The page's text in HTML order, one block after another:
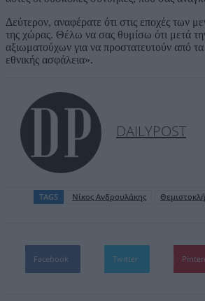
Δεύτερον, αναφέρατε ότι στις εποχές των
της χώρας. Θέλω να σας θυμίσω ότι μετά
αξιωματούχων για να προστατευτούν από
εθνικής ασφάλεια».
DAILYPOST
TAGS Nίκος Ανδρουλάκης
Facebook Twitter